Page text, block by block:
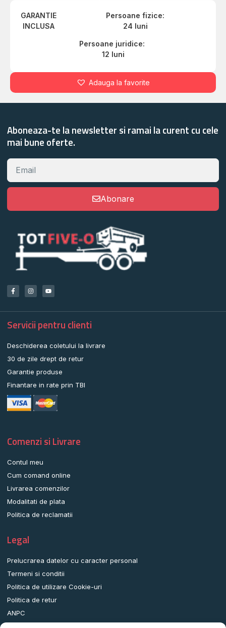
GARANTIE
INCLUSA
Persoane fizice:
24 luni
Persoane juridice:
12 luni
Adauga la favorite
Aboneaza-te la newsletter si ramai la curent cu cele
mai bune oferte.
Abonare
Servicii pentru clienti
Deschiderea coletului la livrare
30 de zile drept de retur
Garantie produse
Finantare in rate prin TBI
Comenzi si Livrare
Contul meu
Cum comand online
Livrarea comenzilor
Modalitati de plata
Politica de reclamatii
Legal
Prelucrarea datelor cu caracter personal
Termeni si conditii
Politica de utilizare Cookie-uri
Politica de retur
ANPC